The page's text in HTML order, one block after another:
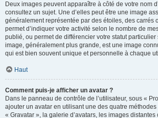
Deux images peuvent apparaître à côté de votre nom
consultez un sujet. Une d’elles peut être une image
généralement représentée par des étoiles, des carrés
permet d’indiquer votre activité selon le nombre de
publié, ou permet de différencier votre statut particulier
image, généralement plus grande, est une image
qui est bien souvent unique et personnelle à chaque
Haut
Comment puis-je afficher un avatar ?
Dans le panneau de contrôle de l’utilisateur, sous «
ajouter un avatar en utilisant une des quatre
« Gravatar », la galerie d’avatars, les images distantes